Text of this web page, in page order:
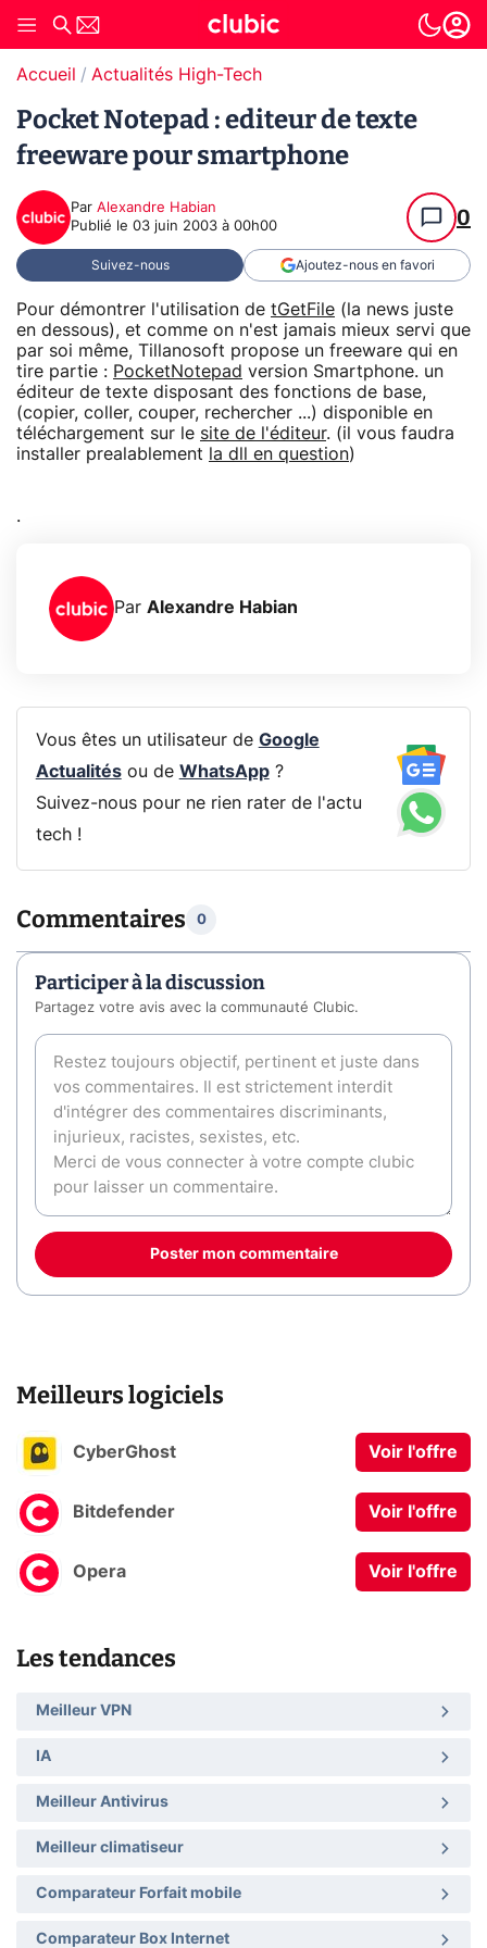
Accueil Actualités High-Tech
Pocket Notepad : editeur de texte
freeware pour smartphone
Par Alexandre Habian
Publié le 03 juin 2003 à 00h00 0
Suivez-nous Ajoutez-nous en favori
Pour démontrer l'utilisation de tGetFile (la news juste
en dessous), et comme on n'est jamais mieux servi que
par soi même, Tillanosoft propose un freeware qui en
tire partie : PocketNotepad version Smartphone. un
éditeur de texte disposant des fonctions de base,
(copier, coller, couper, rechercher ...) disponible en
téléchargement sur le site de l'éditeur. (il vous faudra
installer prealablement
la dll en question)
.
Par Alexandre Habian
Vous êtes un utilisateur de Google
Actualitésou de WhatsApp?
Suivez-nous pour ne rien rater de l'actu
tech !
Commentaires 0
Participer à la discussion
Partagez votre avis avec la communauté Clubic.
Poster mon commentaire
Meilleurs logiciels
CyberGhost Voir l'offre
Bitdefender Voir l'offre
Opera Voir l'offre
Les tendances
Meilleur VPN
IA
Meilleur Antivirus
Meilleur climatiseur
Comparateur Forfait mobile
Comparateur Box Internet